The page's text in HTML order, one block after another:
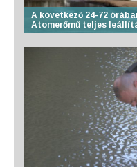
A következő 24-72
Atomerőmű teljes